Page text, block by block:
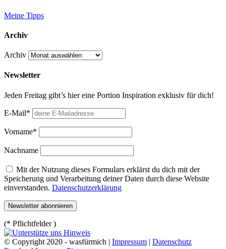
Meine Tipps
Archiv
Archiv
Newsletter
Jeden Freitag gibt’s hier eine Portion Inspiration exklusiv für dich!
E-Mail*
Vorname*
Nachname
Mit der Nutzung dieses Formulars erklärst du dich mit der
Speicherung und Verarbeitung deiner Daten durch diese Website
einverstanden. Datenschutzerklärung
(* Pflichtfelder )
© Copyright 2020 - wasfürmich | Impressum | Datenschutz